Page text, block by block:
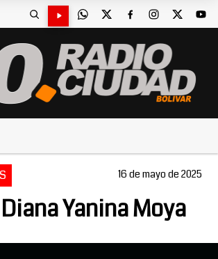
16 de mayo de 2025
Yanina Moya